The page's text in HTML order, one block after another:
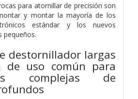
para atornillar de precisión son
y montar la mayoría de los
estándar y los nuevos
pequeños.
destornillador largas
de uso común para
complejas de